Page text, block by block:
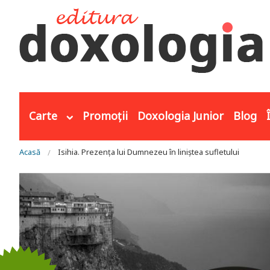
Carte Promoții Doxologia Junior Blog
Eşti aici
Acasă Isihia. Prezența lui Dumnezeu în liniștea sufletului